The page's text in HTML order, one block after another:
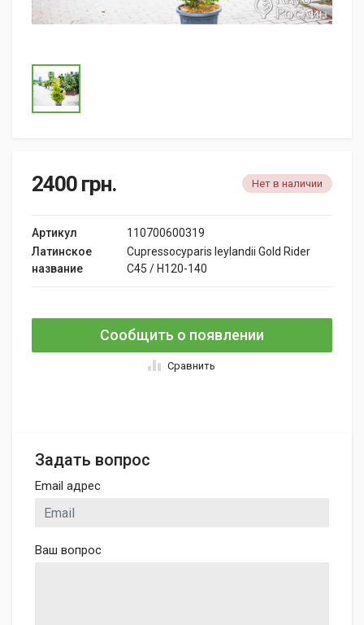
2400 грн. Нет в наличии
Артикул
110700600319
Латинское
название
Cupressocyparis leylandii Gold Rider
C45 / H120-140
Сообщить о появлении
Сравнить
Задать вопрос
Email адрес
Ваш вопрос